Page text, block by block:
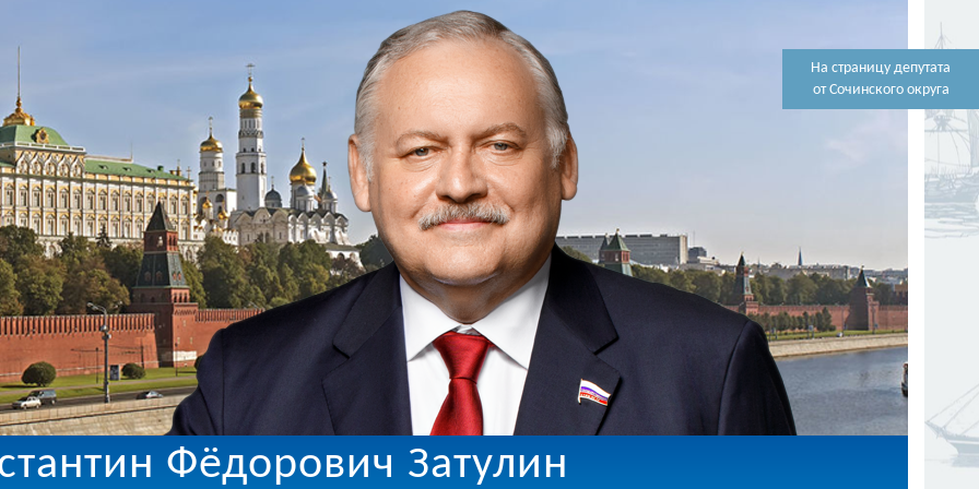
На страницу депутата
от Сочинского округа
Фёдорович Затулин